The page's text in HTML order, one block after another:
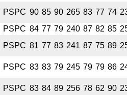
PSPC 90 85 90 265 83 77 74
PSPC 84 77 79 240 87 82 85
PSPC 81 77 83 241 87 75 89
PSPC 83 83 79 245 79 79 86
PSPC 83 84 89 256 78 62 90